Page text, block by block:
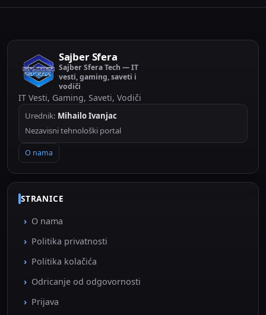
Sajber Sfera
Sajber Sfera Tech — IT
vesti, gaming, saveti i
vodiči
IT Vesti, Gaming, Saveti, Vodiči
Urednik: Mihailo Ivanjac
Nezavisni tehnološki portal
O nama
STRANICE
O nama
Politika privatnosti
Politika kolačića
Odricanje od odgovornosti
Prijava